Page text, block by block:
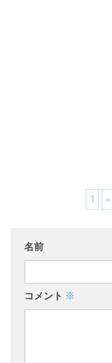
1 «
名前
コメント ※